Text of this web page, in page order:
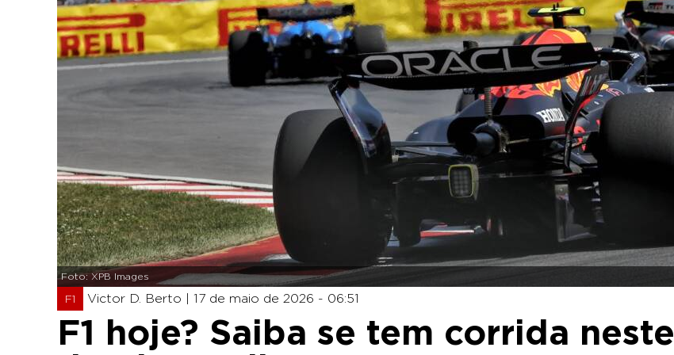
Foto: XPB Images
F1 Victor D. Berto | 17 de maio de 2026 - 06:51
F1 hoje? Saiba se tem corrida neste